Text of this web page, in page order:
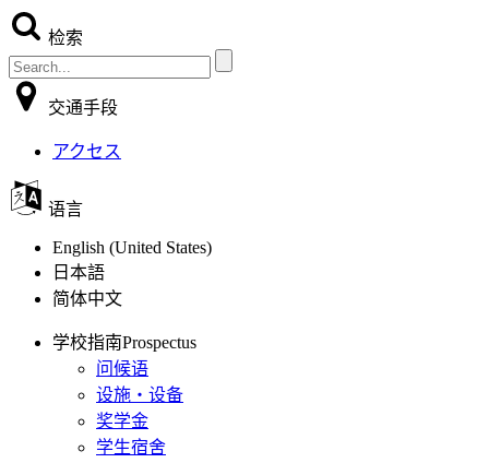
检索
交通手段
アクセス
语言
English (United States)
日本語
简体中文
学校指南Prospectus
问候语
设施・设备
奖学金
学生宿舍